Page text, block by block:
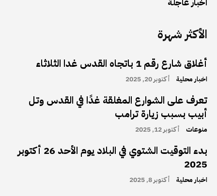
الأكثر شهرة
أغلاق شارع رقم 1 باتجاه القدس غدا الثلاثاء
اخبار محلية أكتوبر 20, 2025
تعرف على الشوارع المغلقة غدًا في القدس وتل
أبيب بسبب زيارة ترامب
منوعات أكتوبر 12, 2025
بدء التوقيت الشتوي في البلاد يوم الأحد 26 أكتوبر
2025
اخبار محلية أكتوبر 8, 2025